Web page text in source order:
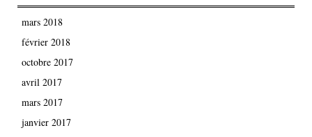
mars 2018
février 2018
octobre 2017
avril 2017
mars 2017
janvier 2017